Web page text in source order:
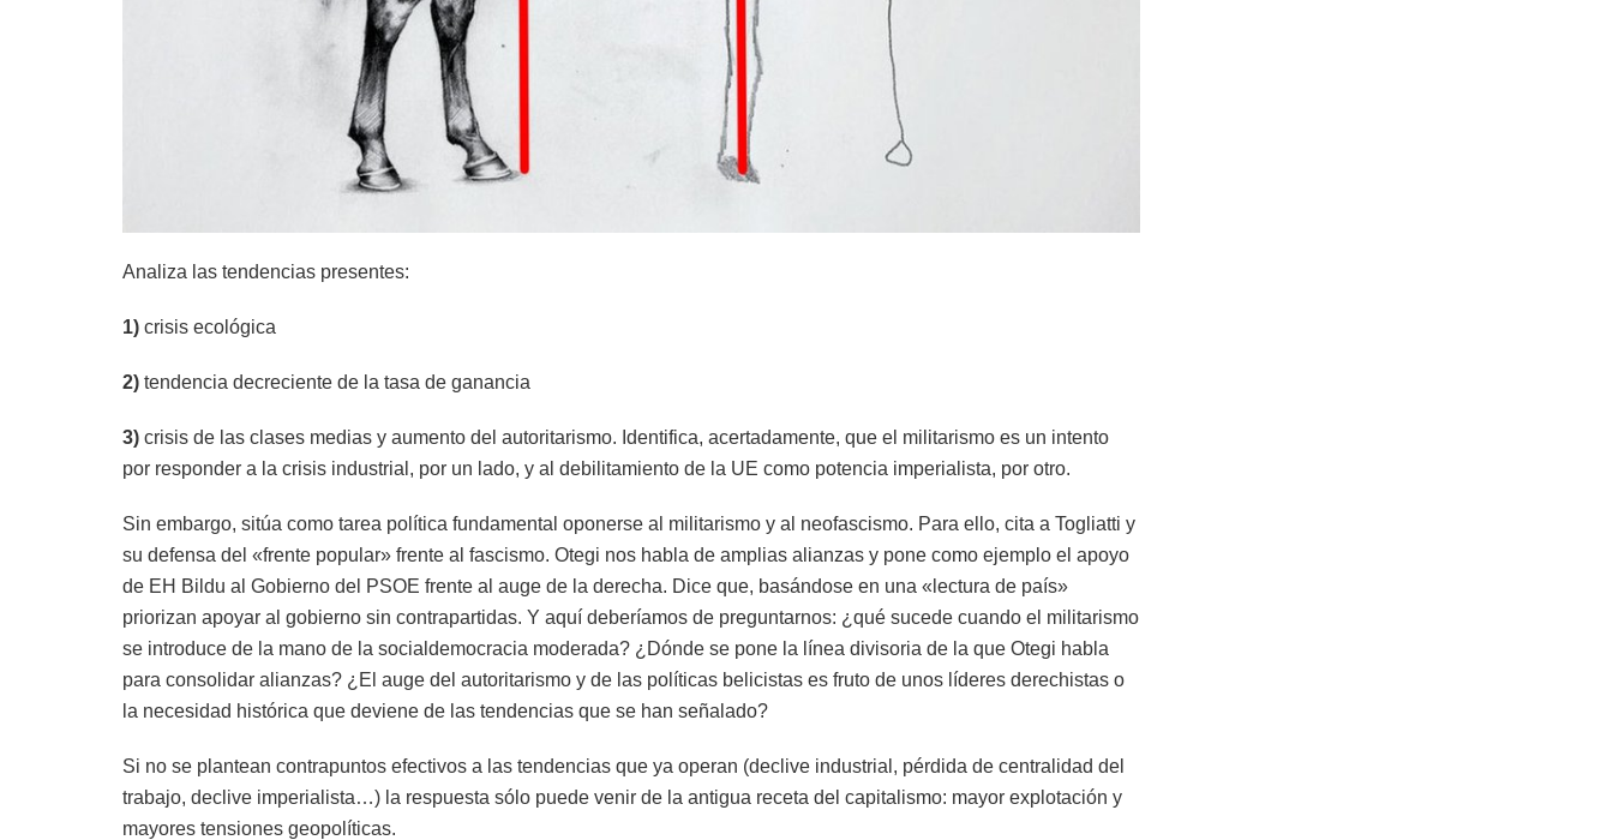
Analiza las tendencias presentes:
1) crisis ecológica
2) tendencia decreciente de la tasa de ganancia
3) crisis de las clases medias y aumento del autoritarismo. Identifica, acertadamente, que el militarismo es un intento
por responder a la crisis industrial, por un lado, y al debilitamiento de la UE como potencia imperialista, por otro.
Sin embargo, sitúa como tarea política fundamental oponerse al militarismo y al neofascismo. Para ello, cita a Togliatti y
su defensa del «frente popular» frente al fascismo. Otegi nos habla de amplias alianzas y pone como ejemplo el apoyo
de EH Bildu al Gobierno del PSOE frente al auge de la derecha. Dice que, basándose en una «lectura de país»
priorizan apoyar al gobierno sin contrapartidas. Y aquí deberíamos de preguntarnos: ¿qué sucede cuando el militarismo
se introduce de la mano de la socialdemocracia moderada? ¿Dónde se pone la línea divisoria de la que Otegi habla
para consolidar alianzas? ¿El auge del autoritarismo y de las políticas belicistas es fruto de unos líderes derechistas o
la necesidad histórica que deviene de las tendencias que se han señalado?
Si no se plantean contrapuntos efectivos a las tendencias que ya operan (declive industrial, pérdida de centralidad del
trabajo, declive imperialista…) la respuesta sólo puede venir de la antigua receta del capitalismo: mayor explotación y
mayores tensiones geopolíticas.